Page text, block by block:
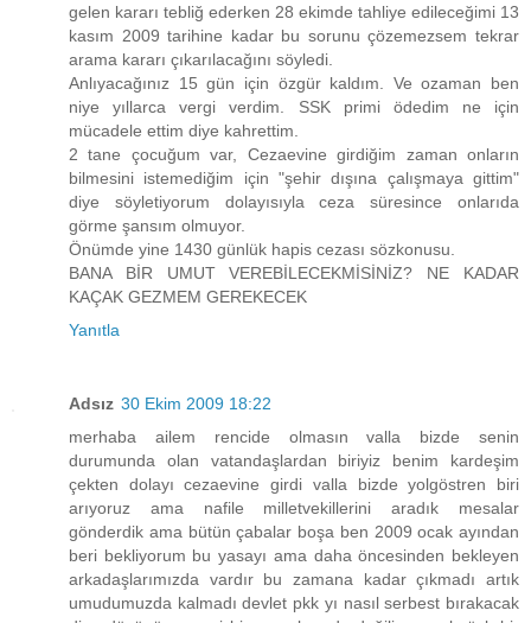
gelen kararı tebliğ ederken 28 ekimde tahliye edileceğimi 13
kasım 2009 tarihine kadar bu sorunu çözemezsem tekrar
arama kararı çıkarılacağını söyledi.
Anlıyacağınız 15 gün için özgür kaldım. Ve ozaman ben
niye yıllarca vergi verdim. SSK primi ödedim ne için
mücadele ettim diye kahrettim.
2 tane çocuğum var, Cezaevine girdiğim zaman onların
bilmesini istemediğim için "şehir dışına çalışmaya gittim"
diye söyletiyorum dolayısıyla ceza süresince onlarıda
görme şansım olmuyor.
Önümde yine 1430 günlük hapis cezası sözkonusu.
BANA BİR UMUT VEREBİLECEKMİSİNİZ? NE KADAR
KAÇAK GEZMEM GEREKECEK
Yanıtla
Adsız 30 Ekim 2009 18:22
merhaba ailem rencide olmasın valla bizde senin
durumunda olan vatandaşlardan biriyiz benim kardeşim
çekten dolayı cezaevine girdi valla bizde yolgöstren biri
arıyoruz ama nafile milletvekillerini aradık mesalar
gönderdik ama bütün çabalar boşa ben 2009 ocak ayından
beri bekliyorum bu yasayı ama daha öncesinden bekleyen
arkadaşlarımızda vardır bu zamana kadar çıkmadı artık
umudumuzda kalmadı devlet pkk yı nasıl serbest bırakacak